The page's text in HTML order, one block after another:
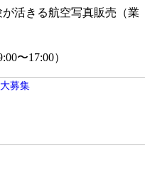
活きる航空写真販売（業